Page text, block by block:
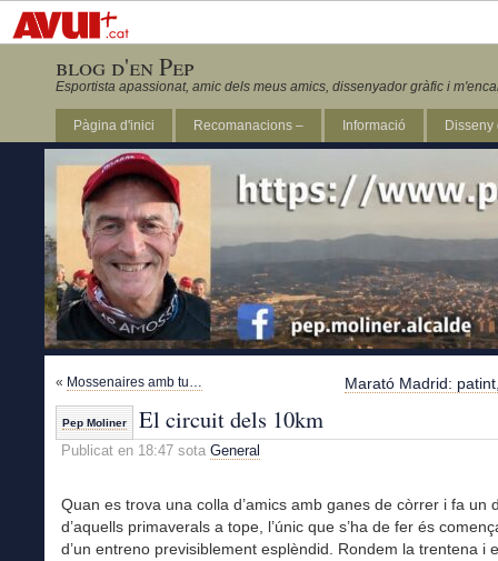
blog d'en Pep
Esportista apassionat, amic dels meus amics, dissenyador gràfic i
Pàgina d'inici Recomanacions – Informació
Revista Marathon 295
« Mossenaires amb tu… Marató Madrid:
Pep Moliner El circuit dels 10km
Publicat en 18:47 sota General
Quan es trova una colla d’amics amb ganes de còrrer i fa un
d’aquells primaverals a tope, l’únic que s’ha de fer és
d’un entreno previsiblement esplèndid. Rondem la trentena i